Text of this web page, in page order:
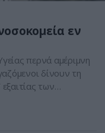
εν
περνά αμέριμνη
δίνουν τη
των
γάζες και βαμβάκι